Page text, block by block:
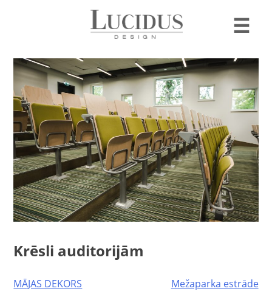
☰
Krēsli auditorijām
Post
MĀJAS DEKORS Mežaparka estrāde